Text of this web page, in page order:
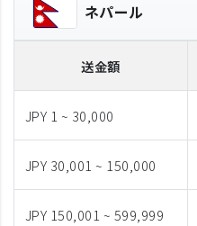
ネパール
送金額
JPY 1 ~ 30,000
JPY 30,001 ~ 150,000
JPY 150,001 ~ 599,999